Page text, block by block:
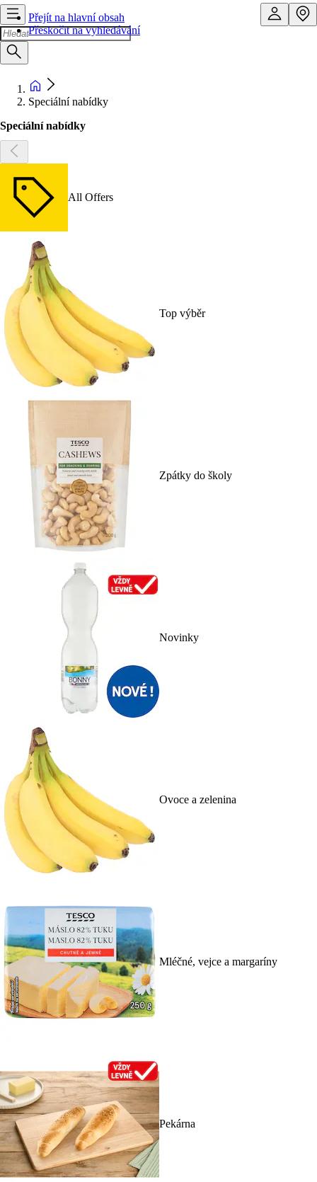
Přejít na hlavní obsah
Přeskočit na vyhledávání
Speciální nabídky
Speciální nabídky
All Offers
Top výběr
Zpátky do školy
Novinky
Ovoce a zelenina
Mléčné, vejce a margaríny
Pekárna